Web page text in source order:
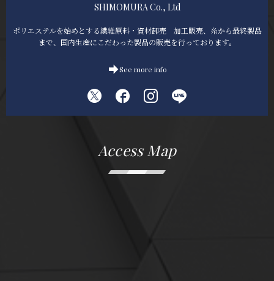
SHIMOMURA Co., Ltd
ポリエステルを始めとする繊維原料・資材卸売 加工販売、糸から最終製品
まで、国内生産にこだわった製品の販売を行っております。
See more info
Access Map